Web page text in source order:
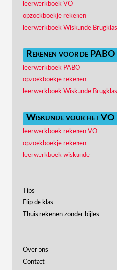
leerwerkboek VO
opzoekboekje rekenen
leerwerkboek Wiskunde Brugklas
Rekenen voor de PABO
leerwerkboek PABO
opzoekboekje rekenen
leerwerkboek Wiskunde Brugklas
Wiskunde voor het VO
leerwerkboek rekenen VO
opzoekboekje rekenen
leerwerkboek wiskunde
Tips
Flip de klas
Thuis rekenen zonder bijles
Over ons
Contact